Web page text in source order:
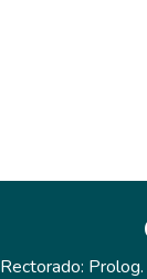
Rectorado: